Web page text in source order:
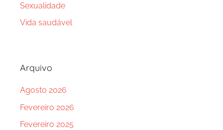
Sexualidade
Vida saudável
Arquivo
Agosto 2026
Fevereiro 2026
Fevereiro 2025